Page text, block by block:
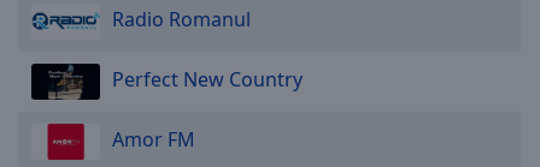
Radio Romanul
Perfect New Country
Amor FM